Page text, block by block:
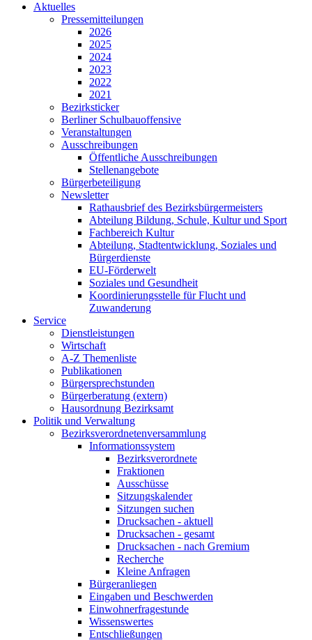
Aktuelles
Presse­mitteilungen
2026
2025
2024
2023
2022
2021
Bezirksticker
Berliner Schul­bauoffensive
Veranstaltungen
Ausschreibungen
Öffentliche Ausschreibungen
Stellenangebote
Bürger­beteiligung
Newsletter
Rathausbrief des Bezirksbürger­meisters
Abteilung Bildung, Schule, Kultur und Sport
Fachbereich Kultur
Abteilung, Stadtentwicklung, Soziales und
Bürgerdienste
EU-Förderwelt
Soziales und Gesundheit
Koordinierungsstelle für Flucht und
Zuwanderung
Service
Dienst­leistungen
Wirtschaft
A-Z Themenliste
Publikationen
Bürgersprech­stunden
Bürgerberatung (extern)
Hausordnung Bezirksamt
Politik und Verwaltung
Bezirks­verordneten­versammlung
Informations­system
Bezirks­­verordnete
Fraktionen
Ausschüsse
Sitzungs­kalender
Sitzungen suchen
Drucksachen - aktuell
Drucksachen - gesamt
Drucksachen - nach Gremium
Recherche
Kleine Anfragen
Bürgeranliegen
Eingaben und Beschwerden
Einwohnerfragestunde
Wissenswertes
Entschließungen